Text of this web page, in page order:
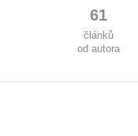
61
článků
od autora